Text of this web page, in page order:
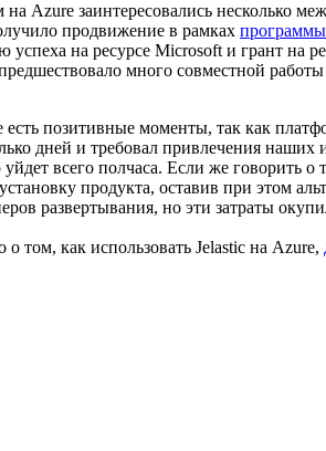
Azure заинтересовались несколько
продвижение в рамках программы
успеха на ресурсе Microsoft и грант на
много совместной
позитивные моменты, так как
дней и требовал привлечения
уйдет всего полчаса. Если же
продукта, оставив при этом
развертывания, но эти затраты
о том, как использовать Jelastic на Azure,